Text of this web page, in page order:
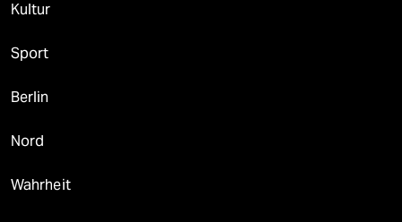
Kultur
Sport
Berlin
Nord
Wahrheit